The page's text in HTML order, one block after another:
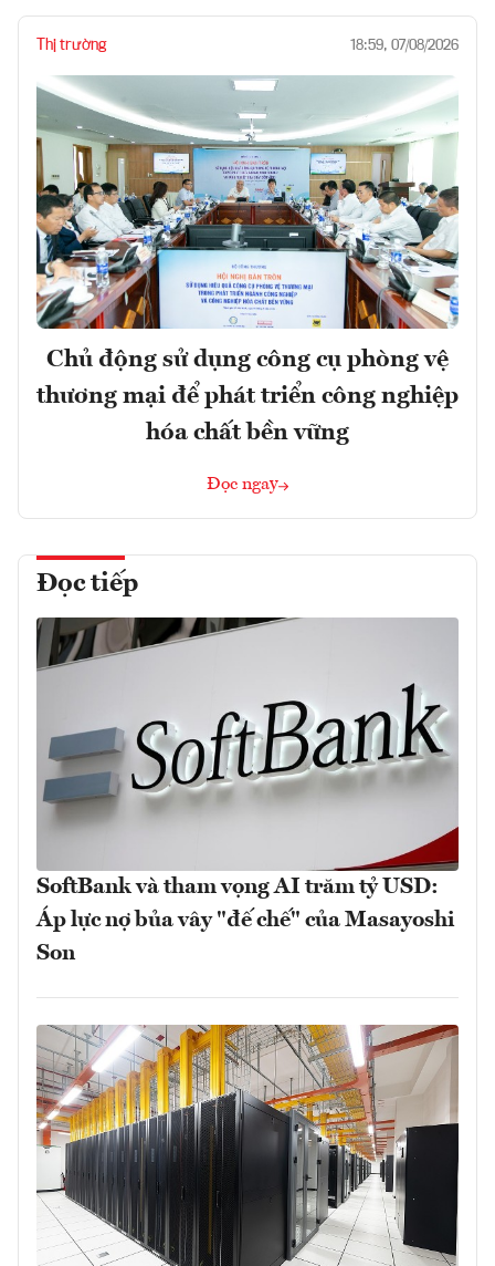
Thị trường 18:59, 07/08/2026
Chủ động sử dụng công cụ phòng vệ
thương mại để phát triển công nghiệp
hóa chất bền vững
Đọc ngay
Đọc tiếp
SoftBank và tham vọng AI trăm tỷ USD:
Áp lực nợ bủa vây "đế chế" của Masayoshi
Son